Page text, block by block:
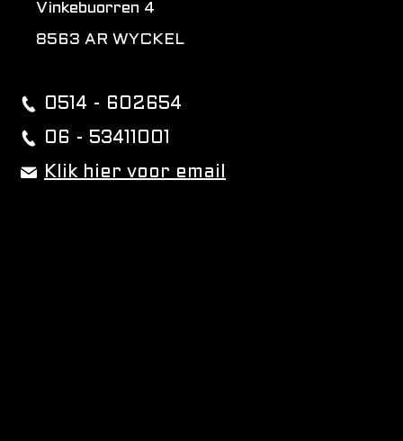
Vinkebuorren 4
8563 AR WYCKEL
0514 - 602654
06 - 53411001
Klik hier voor email